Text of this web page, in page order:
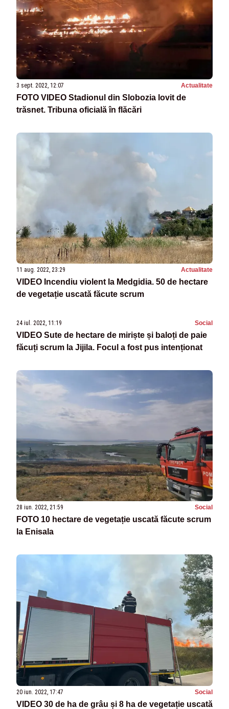
3 sept. 2022, 12:07 Actualitate
FOTO VIDEO Stadionul din Slobozia lovit de
trăsnet. Tribuna oficială în flăcări
11 aug. 2022, 23:29 Actualitate
VIDEO Incendiu violent la Medgidia. 50 de hectare
de vegetație uscată făcute scrum
24 iul. 2022, 11:19 Social
VIDEO Sute de hectare de miriște și baloți de paie
făcuți scrum la Jijila. Focul a fost pus intenționat
28 iun. 2022, 21:59 Social
FOTO 10 hectare de vegetație uscată făcute scrum
la Enisala
20 iun. 2022, 17:47 Social
VIDEO 30 de ha de grâu și 8 ha de vegetație uscată